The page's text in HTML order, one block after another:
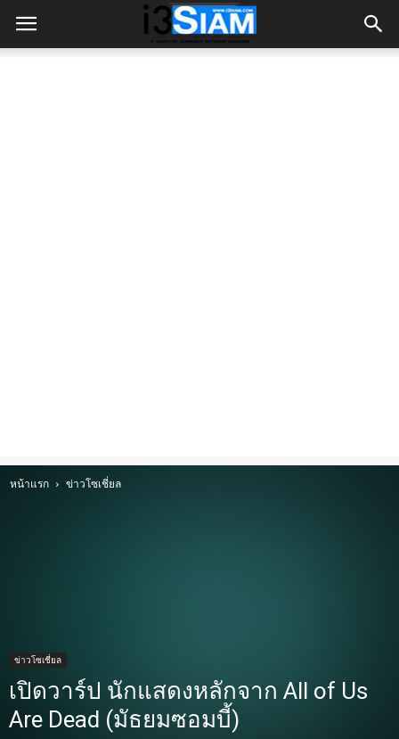
หน้าแรก ข่าวโซเชี่ยล
ข่าวโซเชี่ยล
เปิดวาร์ป นักแสดงหลักจาก All of Us
Are Dead (มัธยมซอมบี้)